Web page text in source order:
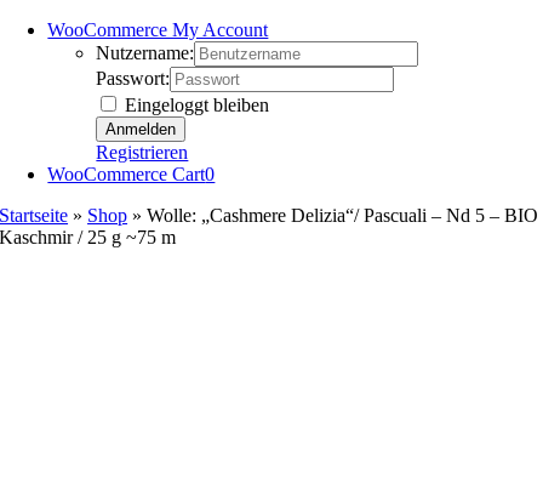
WooCommerce My Account
Nutzername:
Passwort:
Eingeloggt bleiben
Registrieren
WooCommerce Cart0
Startseite » Shop »Wolle: „Cashmere Delizia“/ Pascuali – Nd 5 – BIO
Kaschmir / 25 g ~75 m